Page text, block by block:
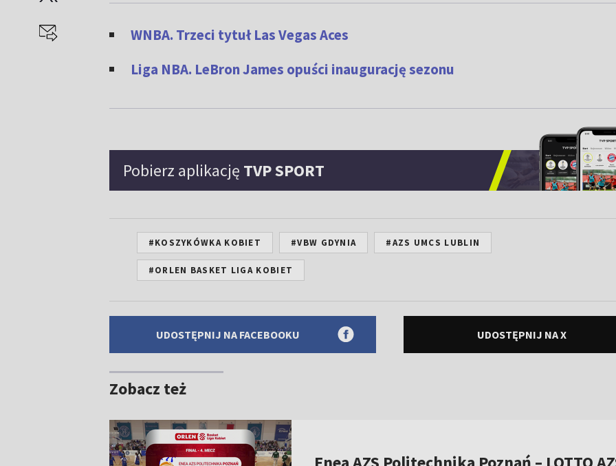
WNBA. Trzeci tytuł Las Vegas Aces
Liga NBA. LeBron James opuści inaugurację sezonu
Pobierz aplikację TVP SPORT
#KOSZYKÓWKA KOBIET #VBW GDYNIA #AZS UMCS LUBLIN
#ORLEN BASKET LIGA KOBIET
UDOSTĘPNIJ NA FACEBOOKU UDOSTĘPNIJ NA X
Zobacz też